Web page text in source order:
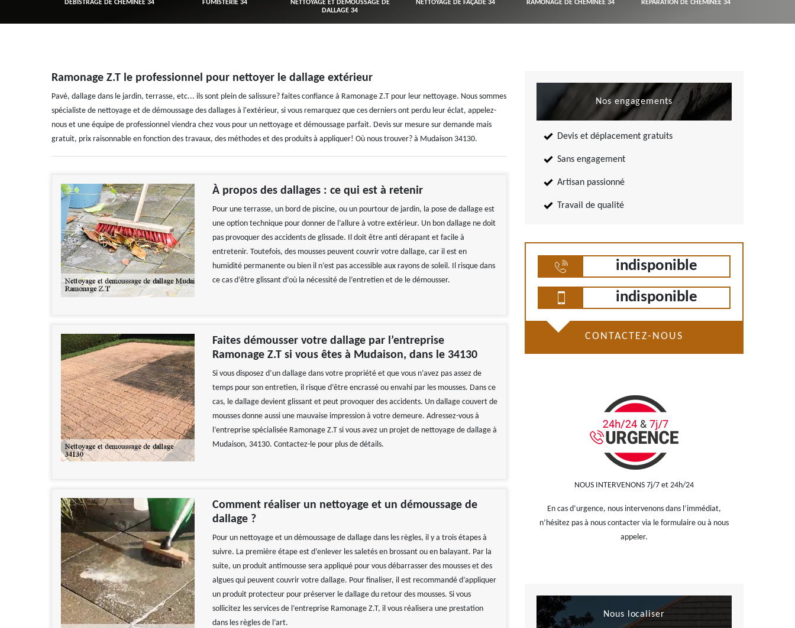
DÉBISTRAGE DE CHEMINÉE 34 FUMISTERIE 34
NETTOYAGE ET DÉMOUSSAGE DE
DALLAGE 34
NETTOYAGE DE FAÇADE 34 RAMONAGE DE CHEMINÉE 34 RÉPARATION DE CHEMINÉE 34
Ramonage Z.T le professionnel pour nettoyer le dallage extérieur
Pavé, dallage dans le jardin, terrasse, etc... ils sont plein de salissure? faites confiance à Ramonage Z.T pour leur nettoyage. Nous sommes
spécialiste de nettoyage et de démoussage des dallages à l'extérieur, si vous remarquez que ces derniers ont perdu leur éclat, appelez-
nous et une équipe de professionnel viendra chez vous pour un nettoyage et démoussage parfait. Devis sur mesure sur demande mais
gratuit, prix raisonnable en fonction des travaux, des méthodes et des produits à appliquer! Où nous trouver? à Mudaison 34130.
À propos des dallages : ce qui est à retenir
Pour une terrasse, un bord de piscine, ou un pourtour de jardin, la pose de dallage est
une option technique pour donner de l’allure à votre extérieur. Un bon dallage ne doit
pas provoquer des accidents de glissade. Il doit être anti dérapant et facile à
entretenir. Toutefois, des mousses peuvent couvrir votre dallage, car il est en
humidité permanente ou bien il n’est pas accessible aux rayons de soleil. Il risque dans
ce cas d’être glissant d’où la nécessité de l’entretien et de le démousser.
Faites démousser votre dallage par l’entreprise
Ramonage Z.T si vous êtes à Mudaison, dans le 34130
Si vous disposez d’un dallage dans votre propriété et que vous n’avez pas assez de
temps pour son entretien, il risque d’être encrassé ou envahi par les mousses. Dans ce
cas, le dallage devient glissant et peut provoquer des accidents. Un dallage couvert de
mousses donne aussi une mauvaise impression à votre demeure. Adressez-vous à
l’entreprise spécialisée Ramonage Z.T si vous avez un projet de nettoyage de dallage à
Mudaison, 34130. Contactez-le pour plus de détails.
Comment réaliser un nettoyage et un démoussage de
dallage ?
Pour un nettoyage et un démoussage de dallage dans les règles, il y a trois étapes à
suivre. La première étape est d’enlever les saletés en brossant ou en balayant. Par la
suite, un produit antimousse sera appliqué pour vous débarrasser des mousses et des
algues qui peuvent couvrir votre dallage. Pour finaliser, il est recommandé d’appliquer
un produit protecteur pour préserver le dallage du retour des mousses. Si vous
sollicitez les services de l’entreprise Ramonage Z.T, il vous réalisera une prestation
dans les règles de l’art.
Nos engagements
Devis et déplacement gratuits
Sans engagement
Artisan passionné
Travail de qualité
indisponible
indisponible
CONTACTEZ-NOUS
NOUS INTERVENONS 7j/7 et 24h/24
En cas d’urgence, nous intervenons dans l’immédiat,
n’hésitez pas à nous contacter via le formulaire ou à nous
appeler.
Nous localiser